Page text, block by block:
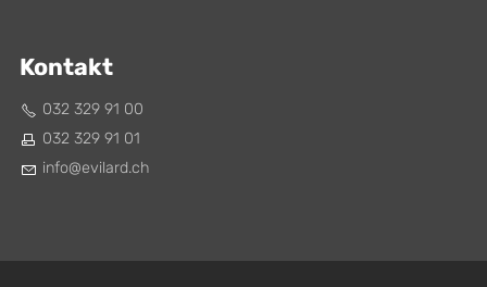
Kontakt
032 329 91 00
032 329 91 01
nf
v l rd ch